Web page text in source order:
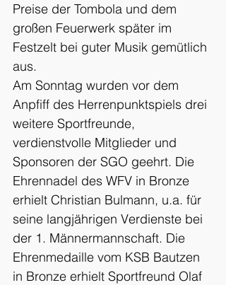
Preise der Tombola und dem
großen Feuerwerk später im
Festzelt bei guter Musik gemütlich
aus.
Am Sonntag wurden vor dem
Anpfiff des Herrenpunktspiels drei
weitere Sportfreunde,
verdienstvolle Mitglieder und
Sponsoren der SGO geehrt. Die
Ehrennadel des WFV in Bronze
erhielt Christian Bulmann, u.a. für
seine langjährigen Verdienste bei
der 1. Männermannschaft. Die
Ehrenmedaille vom KSB Bautzen
in Bronze erhielt Sportfreund Olaf